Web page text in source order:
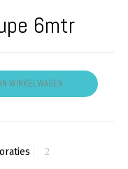
6mtr
WINKELWAGEN